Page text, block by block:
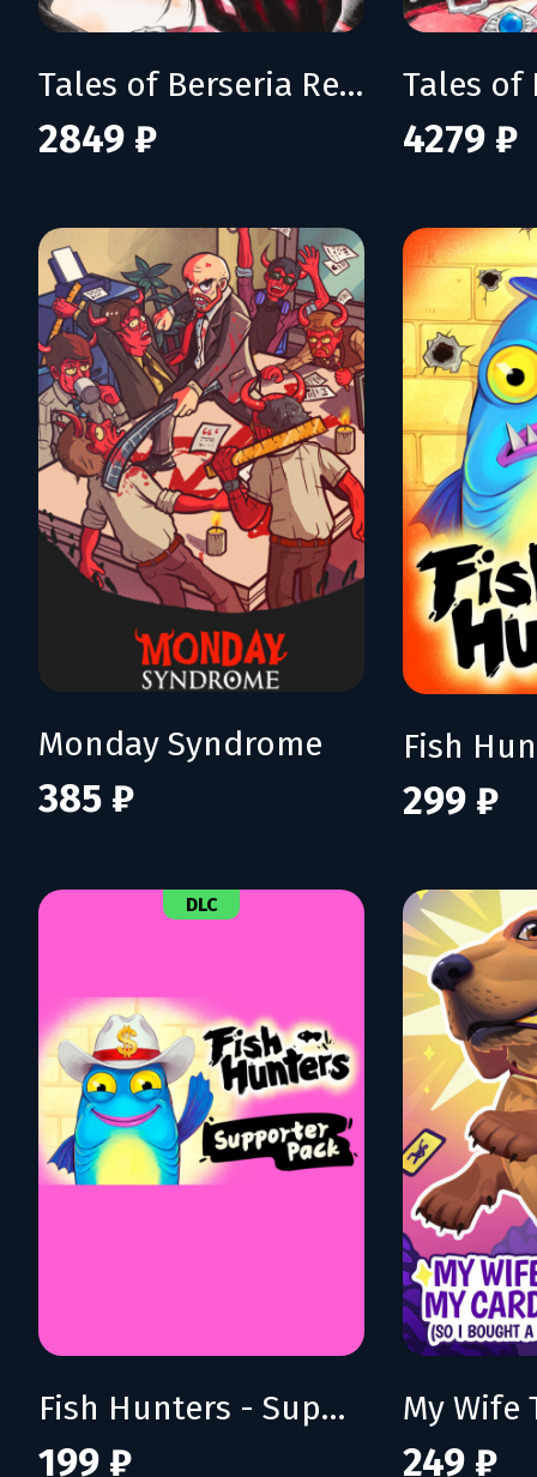
Tales of Berseria Remastered
2849 ₽ 4279 ₽
Monday Syndrome
385 ₽ 299 ₽
DLC
Fish Hunters - Supporter Pack
199 ₽ 249 ₽